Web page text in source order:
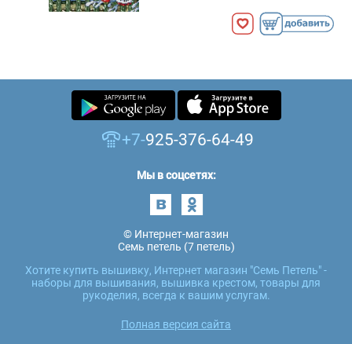
+7-925-376-64-49
Мы в соцсетях:
© Интернет-магазин
Семь петель (7 петель)
Хотите купить вышивку, Интернет магазин "Семь Петель" -
наборы для вышивания, вышивка крестом, товары для
рукоделия, всегда к вашим услугам.
Полная версия сайта